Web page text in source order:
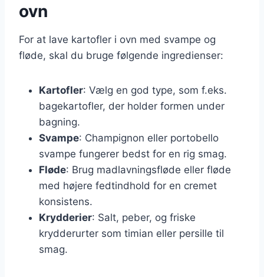
ovn
For at lave kartofler i ovn med svampe og
fløde, skal du bruge følgende ingredienser:
Kartofler: Vælg en god type, som f.eks.
bagekartofler, der holder formen under
bagning.
Svampe: Champignon eller portobello
svampe fungerer bedst for en rig smag.
Fløde: Brug madlavningsfløde eller fløde
med højere fedtindhold for en cremet
konsistens.
Krydderier: Salt, peber, og friske
krydderurter som timian eller persille til
smag.